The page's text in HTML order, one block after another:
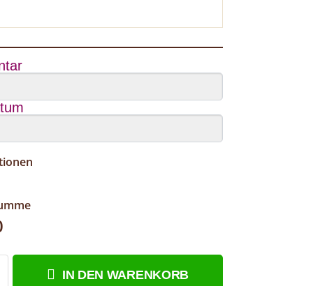
IN DEN WARENKORB